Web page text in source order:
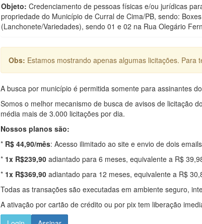
Objeto: Credenciamento de pessoas físicas e/ou jurídicas
propriedade do Município de Curral de Cima/PB, sendo:
(Lanchonete/Variedades), sendo 01 e 02 na Rua Olegário
Obs: Estamos mostrando apenas algumas licitações. Para
A busca por município é permitida somente para assinantes
Somos o melhor mecanismo de busca de avisos de licitação
média mais de 3.000 licitações por dia.
Nossos planos são:
* R$ 44,90/mês: Acesso ilimitado ao site e envio de dois
* 1x R$239,90 adiantado para 6 meses, equivalente a R$
* 1x R$369,90 adiantado para 12 meses, equivalente a R$
Todas as transações são executadas em ambiente seguro,
A ativação por cartão de crédito ou por pix tem liberação